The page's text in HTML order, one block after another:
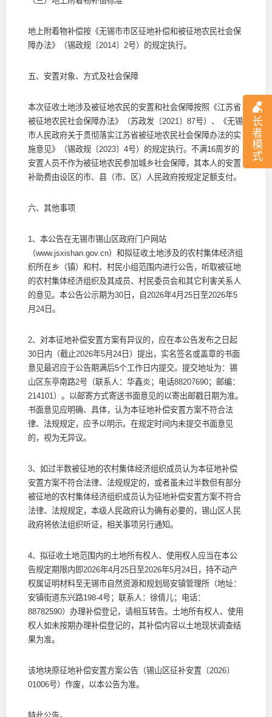
长
者
模
式
地上附着物补偿按《无锡市市区征地补偿和被征地农民社会保
障办法》（锡政规〔2014〕2号）的规定执行。
五、安置对象、方式及社会保障
本次征收土地涉及被征地农民的安置和社会保障按照《江苏省
被征地农民社会保障办法》（苏政发〔2021〕87号）、《无锡
市人民政府关于贯彻落实江苏省被征地农民社会保障办法的实
施意见》（锡政规〔2023〕4号）的规定执行。不满16周岁的
安置人员不作为被征地农民参加城乡社会保障，其本人的安置
补助费由设区的市、县（市、区）人民政府按规定足额支付。
六、其他事项
1、本公告在无锡市锡山区政府门户网站
（www.jsxishan.gov.cn）和拟征收土地涉及的农村集体经济组
织所在乡（镇）和村、村民小组范围内进行公告，听取被征地
的农村集体经济组织及其成员、村民委员会和其它利害关系人
的意见。本公告公示期为30日，自2026年4月25日至2026年5
月24日。
2、对本征地补偿安置方案有异议的，应在本公告发布之日起
30日内（截止2026年5月24日）提出，实名签名或盖章的书面
意见最迟应于公告期满后5个工作日内提交。提交地址为：锡
山区东亭南路2号（联系人：华鑫炎；电话88207690；邮编：
214101）。以邮寄方式寄送书面意见的以寄出邮戳日期为准。
书面意见应明确、具体，认为本征地补偿安置方案不符合法
律、法规规定，应予以明示。在规定时间内未提交书面意见
的，视为无异议。
3、如过半数被征地的农村集体经济组织成员认为本征地补偿
安置方案不符合法律、法规规定的，或者虽未过半数但有部分
被征地的农村集体经济组织成员认为征地补偿安置方案不符合
法律、法规规定，本级人民政府认为确有必要的，锡山区人民
政府将依法组织听证，相关事项另行通知。
4、拟征收土地范围内的土地所有权人、使用权人应当在本公
告规定期限内即2026年4月25日至2026年5月24日，持不动产
权属证明材料至无锡市自然资源和规划局安镇管理所（地址：
安镇街道东兴路198-4号；联系人：徐倩儿；电话：
88782590）办理补偿登记，请相互转告。土地所有权人、使用
权人如未按期办理补偿登记的，其补偿内容以土地现状调查结
果为准。
该地块原征地补偿安置方案公告（锡山区征补安置〔2026〕
01006号）作废，以本公告为准。